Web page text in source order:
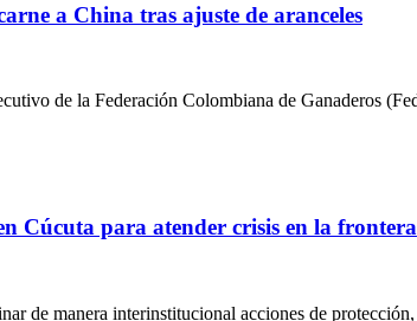
a China tras ajuste de aranceles
de la Federación Colombiana de Ganaderos
Cúcuta para atender crisis en la frontera
de manera interinstitucional acciones de